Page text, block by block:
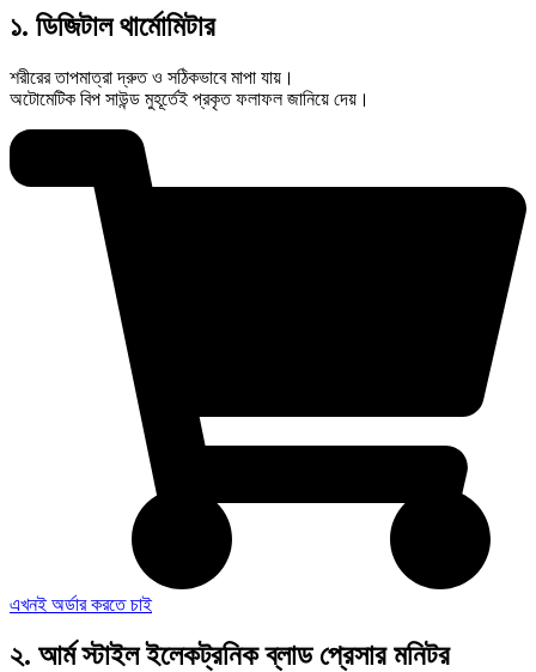
১. ডিজিটাল থার্মোমিটার
শরীরের তাপমাত্রা দ্রুত ও সঠিকভাবে মাপা যায়।
অটোমেটিক বিপ সাউন্ড মুহূর্তেই প্রকৃত ফলাফল জানিয়ে দেয়।
এখনই অর্ডার করতে চাই
২. আর্ম স্টাইল ইলেকট্রনিক ব্লাড প্রেসার মনিটর